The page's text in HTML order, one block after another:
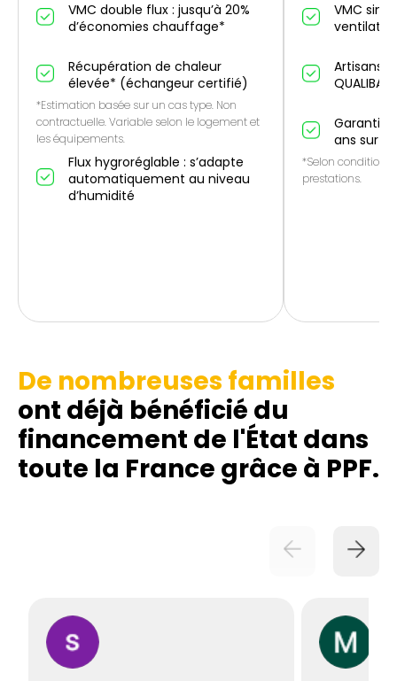
VMC double flux : jusqu’à 20%
d’économies chauffage*
Récupération de chaleur
élevée* (échangeur certifié)
*Estimation basée sur un cas type. Non
contractuelle. Variable selon le logement et
les équipements.
Flux hygroréglable : s’adapte
automatiquement au niveau
d’humidité
VMC
Artisans
QUALIBAT
Garantie
ans sur
*Selon conditions
prestations.
De nombreuses familles
ont déjà bénéficié du
financement de l'État dans
toute la France grâce à PPF.